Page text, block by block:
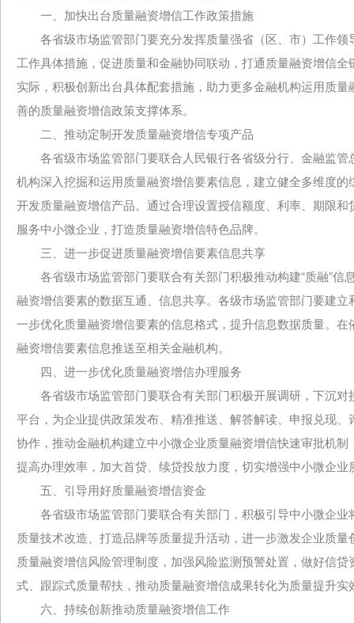
一、加快出台质量融资增信工作政策措施
各省级市场监管部门要充分发挥质量强省（区、市）工作领
工作具体措施，促进质量和金融协同联动，打通质量融资增信
实际，积极创新出台具体配套措施，助力更多金融机构运用质
善的质量融资增信政策支撑体系。
二、推动定制开发质量融资增信专项产品
各省级市场监管部门要联合人民银行各省级分行、金融监管
机构深入挖掘和运用质量融资增信要素信息，建立健全多维度
开发质量融资增信产品。通过合理设置授信额度、利率、期限
服务中小微企业，打造质量融资增信特色品牌。
三、进一步促进质量融资增信要素信息共享
各省级市场监管部门要联合有关部门积极推动构建“质融”信
融资增信要素的数据互通、信息共享。各级市场监管部门要建
一步优化质量融资增信要素的信息格式，提升信息数据质量。
融资增信要素信息推送至相关金融机构。
四、进一步优化质量融资增信办理服务
各省级市场监管部门要联合有关部门积极开展调研，下沉对
平台，为企业提供政策发布、精准推送、解答解读、申报兑现
协作，推动金融机构建立中小微企业质量融资增信快速审批机
提高办理效率，加大首贷、续贷投放力度，切实增强中小微企业
五、引导用好质量融资增信资金
各省级市场监管部门要联合有关部门，积极引导中小微企业
质量技术改造、打造品牌等质量提升活动，进一步激发企业质
质量融资增信风险管理制度，加强风险监测预警处置，做好信
式、跟踪式质量帮扶，推动质量融资增信成果转化为质量提升实
六、持续创新推动质量融资增信工作